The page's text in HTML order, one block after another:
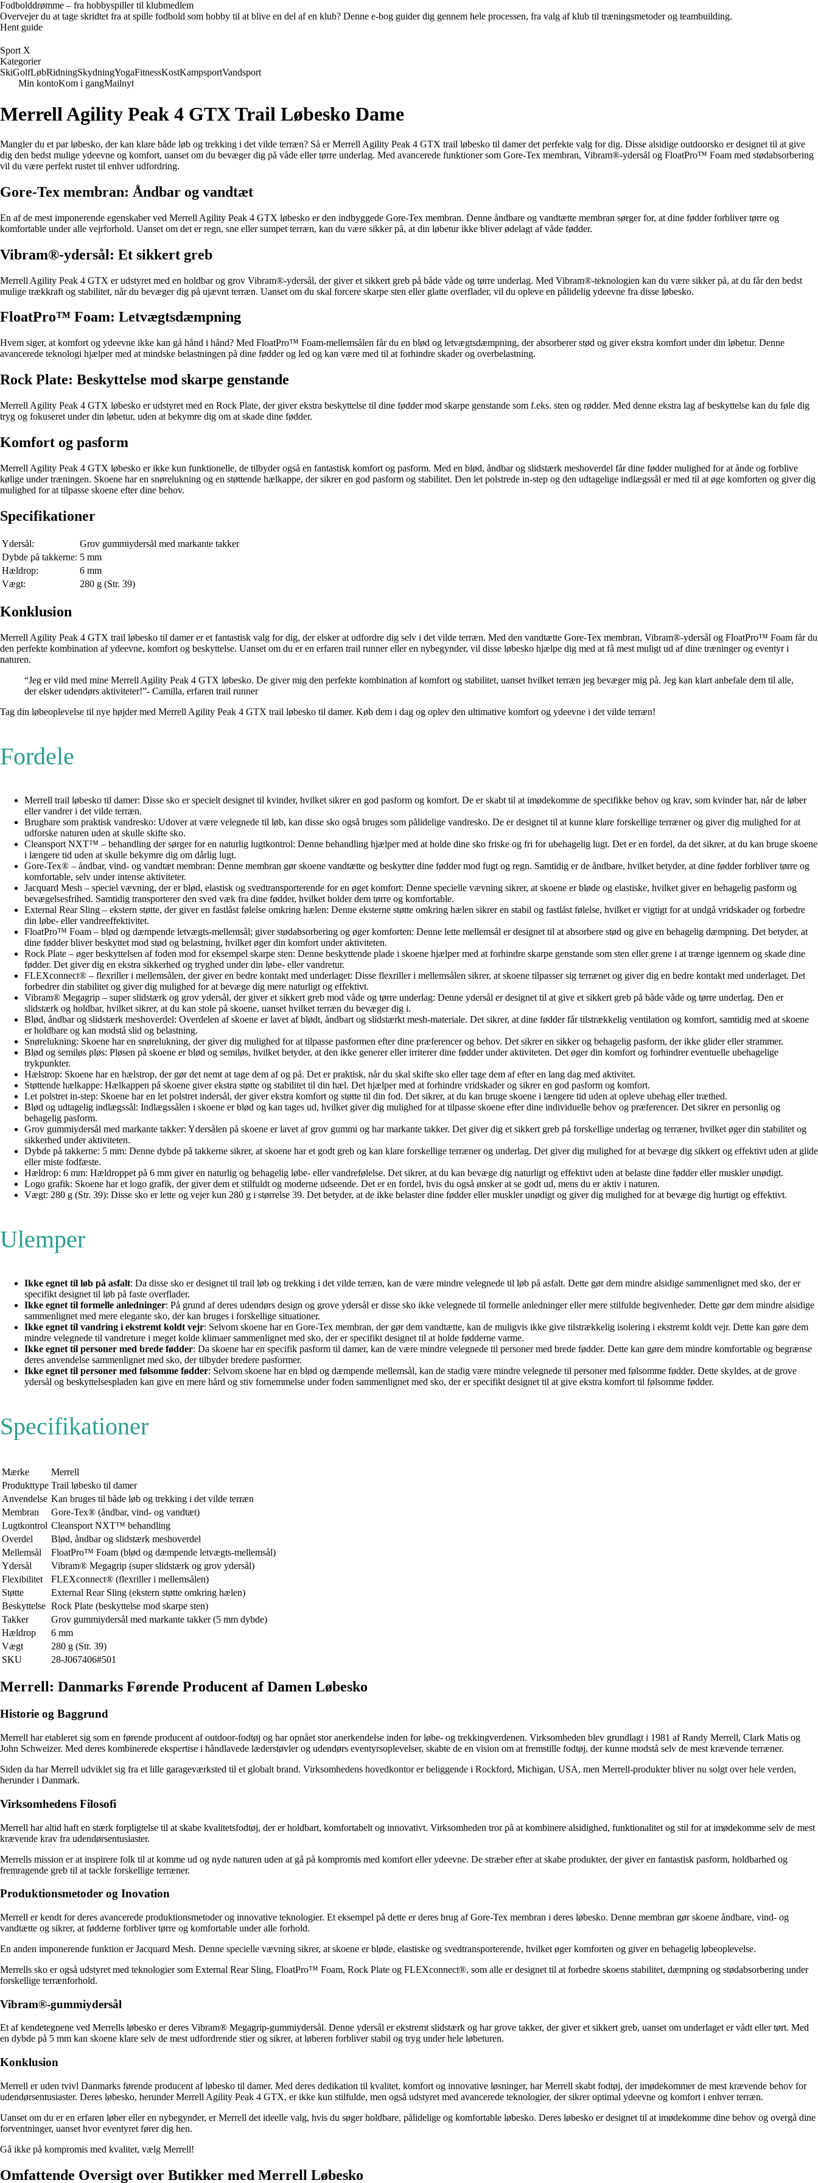
Fodbolddrømme – fra hobbyspiller til klubmedlem
Overvejer du at tage skridtet fra at spille fodbold som hobby til at blive en del af en klub? Denne e-bog guider dig gennem hele processen, fra valg af klub til træningsmetoder og teambuilding.
Hent guide
Sport X
Kategorier
SkiGolfLøbRidningSkydningYogaFitnessKostKampsportVandsport
Min kontoKom i gangMailnyt
Merrell Agility Peak 4 GTX Trail Løbesko Dame
Mangler du et par løbesko, der kan klare både løb og trekking i det vilde terræn? Så er Merrell Agility Peak 4 GTX trail løbesko til damer det perfekte valg for dig. Disse alsidige outdoorsko er designet til at give
dig den bedst mulige ydeevne og komfort, uanset om du bevæger dig på våde eller tørre underlag. Med avancerede funktioner som Gore-Tex membran, Vibram®-ydersål og FloatPro™ Foam med stødabsorbering
vil du være perfekt rustet til enhver udfordring.
Gore-Tex membran: Åndbar og vandtæt
En af de mest imponerende egenskaber ved Merrell Agility Peak 4 GTX løbesko er den indbyggede Gore-Tex membran. Denne åndbare og vandtætte membran sørger for, at dine fødder forbliver tørre og
komfortable under alle vejrforhold. Uanset om det er regn, sne eller sumpet terræn, kan du være sikker på, at din løbetur ikke bliver ødelagt af våde fødder.
Vibram®-ydersål: Et sikkert greb
Merrell Agility Peak 4 GTX er udstyret med en holdbar og grov Vibram®-ydersål, der giver et sikkert greb på både våde og tørre underlag. Med Vibram®-teknologien kan du være sikker på, at du får den bedst
mulige trækkraft og stabilitet, når du bevæger dig på ujævnt terræn. Uanset om du skal forcere skarpe sten eller glatte overflader, vil du opleve en pålidelig ydeevne fra disse løbesko.
FloatPro™ Foam: Letvægtsdæmpning
Hvem siger, at komfort og ydeevne ikke kan gå hånd i hånd? Med FloatPro™ Foam-mellemsålen får du en blød og letvægtsdæmpning, der absorberer stød og giver ekstra komfort under din løbetur. Denne
avancerede teknologi hjælper med at mindske belastningen på dine fødder og led og kan være med til at forhindre skader og overbelastning.
Rock Plate: Beskyttelse mod skarpe genstande
Merrell Agility Peak 4 GTX løbesko er udstyret med en Rock Plate, der giver ekstra beskyttelse til dine fødder mod skarpe genstande som f.eks. sten og rødder. Med denne ekstra lag af beskyttelse kan du føle dig
tryg og fokuseret under din løbetur, uden at bekymre dig om at skade dine fødder.
Komfort og pasform
Merrell Agility Peak 4 GTX løbesko er ikke kun funktionelle, de tilbyder også en fantastisk komfort og pasform. Med en blød, åndbar og slidstærk meshoverdel får dine fødder mulighed for at ånde og forblive
kølige under træningen. Skoene har en snørelukning og en støttende hælkappe, der sikrer en god pasform og stabilitet. Den let polstrede in-step og den udtagelige indlægssål er med til at øge komforten og giver dig
mulighed for at tilpasse skoene efter dine behov.
Specifikationer
Ydersål:
Grov gummiydersål med markante takker
Dybde på takkerne: 5 mm
Hældrop:
6 mm
Vægt:
280 g (Str. 39)
Konklusion
Merrell Agility Peak 4 GTX trail løbesko til damer er et fantastisk valg for dig, der elsker at udfordre dig selv i det vilde terræn. Med den vandtætte Gore-Tex membran, Vibram®-ydersål og FloatPro™ Foam får du
den perfekte kombination af ydeevne, komfort og beskyttelse. Uanset om du er en erfaren trail runner eller en nybegynder, vil disse løbesko hjælpe dig med at få mest muligt ud af dine træninger og eventyr i
naturen.
“Jeg er vild med mine Merrell Agility Peak 4 GTX løbesko. De giver mig den perfekte kombination af komfort og stabilitet, uanset hvilket terræn jeg bevæger mig på. Jeg kan klart anbefale dem til alle,
der elsker udendørs aktiviteter!”- Camilla, erfaren trail runner
Tag din løbeoplevelse til nye højder med Merrell Agility Peak 4 GTX trail løbesko til damer. Køb dem i dag og oplev den ultimative komfort og ydeevne i det vilde terræn!
Fordele
Merrell trail løbesko til damer: Disse sko er specielt designet til kvinder, hvilket sikrer en god pasform og komfort. De er skabt til at imødekomme de specifikke behov og krav, som kvinder har, når de løber
eller vandrer i det vilde terræn.
Brugbare som praktisk vandresko: Udover at være velegnede til løb, kan disse sko også bruges som pålidelige vandresko. De er designet til at kunne klare forskellige terræner og giver dig mulighed for at
udforske naturen uden at skulle skifte sko.
Cleansport NXT™ – behandling der sørger for en naturlig lugtkontrol: Denne behandling hjælper med at holde dine sko friske og fri for ubehagelig lugt. Det er en fordel, da det sikrer, at du kan bruge skoene
i længere tid uden at skulle bekymre dig om dårlig lugt.
Gore-Tex® – åndbar, vind- og vandtæt membran: Denne membran gør skoene vandtætte og beskytter dine fødder mod fugt og regn. Samtidig er de åndbare, hvilket betyder, at dine fødder forbliver tørre og
komfortable, selv under intense aktiviteter.
Jacquard Mesh – speciel vævning, der er blød, elastisk og svedtransporterende for en øget komfort: Denne specielle vævning sikrer, at skoene er bløde og elastiske, hvilket giver en behagelig pasform og
bevægelsesfrihed. Samtidig transporterer den sved væk fra dine fødder, hvilket holder dem tørre og komfortable.
External Rear Sling – ekstern støtte, der giver en fastlåst følelse omkring hælen: Denne eksterne støtte omkring hælen sikrer en stabil og fastlåst følelse, hvilket er vigtigt for at undgå vridskader og forbedre
din løbe- eller vandreeffektivitet.
FloatPro™ Foam – blød og dæmpende letvægts-mellemsål; giver stødabsorbering og øger komforten: Denne lette mellemsål er designet til at absorbere stød og give en behagelig dæmpning. Det betyder, at
dine fødder bliver beskyttet mod stød og belastning, hvilket øger din komfort under aktiviteten.
Rock Plate – øger beskyttelsen af foden mod for eksempel skarpe sten: Denne beskyttende plade i skoene hjælper med at forhindre skarpe genstande som sten eller grene i at trænge igennem og skade dine
fødder. Det giver dig en ekstra sikkerhed og tryghed under din løbe- eller vandretur.
FLEXconnect® – flexriller i mellemsålen, der giver en bedre kontakt med underlaget: Disse flexriller i mellemsålen sikrer, at skoene tilpasser sig terrænet og giver dig en bedre kontakt med underlaget. Det
forbedrer din stabilitet og giver dig mulighed for at bevæge dig mere naturligt og effektivt.
Vibram® Megagrip – super slidstærk og grov ydersål, der giver et sikkert greb mod våde og tørre underlag: Denne ydersål er designet til at give et sikkert greb på både våde og tørre underlag. Den er
slidstærk og holdbar, hvilket sikrer, at du kan stole på skoene, uanset hvilket terræn du bevæger dig i.
Blød, åndbar og slidstærk meshoverdel: Overdelen af skoene er lavet af blødt, åndbart og slidstærkt mesh-materiale. Det sikrer, at dine fødder får tilstrækkelig ventilation og komfort, samtidig med at skoene
er holdbare og kan modstå slid og belastning.
Snørelukning: Skoene har en snørelukning, der giver dig mulighed for at tilpasse pasformen efter dine præferencer og behov. Det sikrer en sikker og behagelig pasform, der ikke glider eller strammer.
Blød og semiløs pløs: Pløsen på skoene er blød og semiløs, hvilket betyder, at den ikke generer eller irriterer dine fødder under aktiviteten. Det øger din komfort og forhindrer eventuelle ubehagelige
trykpunkter.
Hælstrop: Skoene har en hælstrop, der gør det nemt at tage dem af og på. Det er praktisk, når du skal skifte sko eller tage dem af efter en lang dag med aktivitet.
Støttende hælkappe: Hælkappen på skoene giver ekstra støtte og stabilitet til din hæl. Det hjælper med at forhindre vridskader og sikrer en god pasform og komfort.
Let polstret in-step: Skoene har en let polstret indersål, der giver ekstra komfort og støtte til din fod. Det sikrer, at du kan bruge skoene i længere tid uden at opleve ubehag eller træthed.
Blød og udtagelig indlægssål: Indlægssålen i skoene er blød og kan tages ud, hvilket giver dig mulighed for at tilpasse skoene efter dine individuelle behov og præferencer. Det sikrer en personlig og
behagelig pasform.
Grov gummiydersål med markante takker: Ydersålen på skoene er lavet af grov gummi og har markante takker. Det giver dig et sikkert greb på forskellige underlag og terræner, hvilket øger din stabilitet og
sikkerhed under aktiviteten.
Dybde på takkerne: 5 mm: Denne dybde på takkerne sikrer, at skoene har et godt greb og kan klare forskellige terræner og underlag. Det giver dig mulighed for at bevæge dig sikkert og effektivt uden at glide
eller miste fodfæste.
Hældrop: 6 mm: Hældroppet på 6 mm giver en naturlig og behagelig løbe- eller vandrefølelse. Det sikrer, at du kan bevæge dig naturligt og effektivt uden at belaste dine fødder eller muskler unødigt.
Logo grafik: Skoene har et logo grafik, der giver dem et stilfuldt og moderne udseende. Det er en fordel, hvis du også ønsker at se godt ud, mens du er aktiv i naturen.
Vægt: 280 g (Str. 39): Disse sko er lette og vejer kun 280 g i størrelse 39. Det betyder, at de ikke belaster dine fødder eller muskler unødigt og giver dig mulighed for at bevæge dig hurtigt og effektivt.
Ulemper
Ikke egnet til løb på asfalt: Da disse sko er designet til trail løb og trekking i det vilde terræn, kan de være mindre velegnede til løb på asfalt. Dette gør dem mindre alsidige sammenlignet med sko, der er
specifikt designet til løb på faste overflader.
Ikke egnet til formelle anledninger: På grund af deres udendørs design og grove ydersål er disse sko ikke velegnede til formelle anledninger eller mere stilfulde begivenheder. Dette gør dem mindre alsidige
sammenlignet med mere elegante sko, der kan bruges i forskellige situationer.
Ikke egnet til vandring i ekstremt koldt vejr: Selvom skoene har en Gore-Tex membran, der gør dem vandtætte, kan de muligvis ikke give tilstrækkelig isolering i ekstremt koldt vejr. Dette kan gøre dem
mindre velegnede til vandreture i meget kolde klimaer sammenlignet med sko, der er specifikt designet til at holde fødderne varme.
Ikke egnet til personer med brede fødder: Da skoene har en specifik pasform til damer, kan de være mindre velegnede til personer med brede fødder. Dette kan gøre dem mindre komfortable og begrænse
deres anvendelse sammenlignet med sko, der tilbyder bredere pasformer.
Ikke egnet til personer med følsomme fødder: Selvom skoene har en blød og dæmpende mellemsål, kan de stadig være mindre velegnede til personer med følsomme fødder. Dette skyldes, at de grove
ydersål og beskyttelsespladen kan give en mere hård og stiv fornemmelse under foden sammenlignet med sko, der er specifikt designet til at give ekstra komfort til følsomme fødder.
Specifikationer
Mærke
Merrell
Produkttype Trail løbesko til damer
Anvendelse Kan bruges til både løb og trekking i det vilde terræn
Membran
Gore-Tex® (åndbar, vind- og vandtæt)
Lugtkontrol Cleansport NXT™ behandling
Overdel
Blød, åndbar og slidstærk meshoverdel
Mellemsål
FloatPro™ Foam (blød og dæmpende letvægts-mellemsål)
Ydersål
Vibram® Megagrip (super slidstærk og grov ydersål)
Flexibilitet
FLEXconnect® (flexriller i mellemsålen)
Støtte
External Rear Sling (ekstern støtte omkring hælen)
Beskyttelse Rock Plate (beskyttelse mod skarpe sten)
Takker
Grov gummiydersål med markante takker (5 mm dybde)
Hældrop
6 mm
Vægt
280 g (Str. 39)
SKU
28-J067406#501
Merrell: Danmarks Førende Producent af Damen Løbesko
Historie og Baggrund
Merrell har etableret sig som en førende producent af outdoor-fodtøj og har opnået stor anerkendelse inden for løbe- og trekkingverdenen. Virksomheden blev grundlagt i 1981 af Randy Merrell, Clark Matis og
John Schweizer. Med deres kombinerede ekspertise i håndlavede læderstøvler og udendørs eventyrsoplevelser, skabte de en vision om at fremstille fodtøj, der kunne modstå selv de mest krævende terræner.
Siden da har Merrell udviklet sig fra et lille garageværksted til et globalt brand. Virksomhedens hovedkontor er beliggende i Rockford, Michigan, USA, men Merrell-produkter bliver nu solgt over hele verden,
herunder i Danmark.
Virksomhedens Filosofi
Merrell har altid haft en stærk forpligtelse til at skabe kvalitetsfodtøj, der er holdbart, komfortabelt og innovativt. Virksomheden tror på at kombinere alsidighed, funktionalitet og stil for at imødekomme selv de mest
krævende krav fra udendørsentusiaster.
Merrells mission er at inspirere folk til at komme ud og nyde naturen uden at gå på kompromis med komfort eller ydeevne. De stræber efter at skabe produkter, der giver en fantastisk pasform, holdbarhed og
fremragende greb til at tackle forskellige terræner.
Produktionsmetoder og Inovation
Merrell er kendt for deres avancerede produktionsmetoder og innovative teknologier. Et eksempel på dette er deres brug af Gore-Tex membran i deres løbesko. Denne membran gør skoene åndbare, vind- og
vandtætte og sikrer, at fødderne forbliver tørre og komfortable under alle forhold.
En anden imponerende funktion er Jacquard Mesh. Denne specielle vævning sikrer, at skoene er bløde, elastiske og svedtransporterende, hvilket øger komforten og giver en behagelig løbeoplevelse.
Merrells sko er også udstyret med teknologier som External Rear Sling, FloatPro™ Foam, Rock Plate og FLEXconnect®, som alle er designet til at forbedre skoens stabilitet, dæmpning og stødabsorbering under
forskellige terrænforhold.
Vibram®-gummiydersål
Et af kendetegnene ved Merrells løbesko er deres Vibram® Megagrip-gummiydersål. Denne ydersål er ekstremt slidstærk og har grove takker, der giver et sikkert greb, uanset om underlaget er vådt eller tørt. Med
en dybde på 5 mm kan skoene klare selv de mest udfordrende stier og sikrer, at løberen forbliver stabil og tryg under hele løbeturen.
Konklusion
Merrell er uden tvivl Danmarks førende producent af løbesko til damer. Med deres dedikation til kvalitet, komfort og innovative løsninger, har Merrell skabt fodtøj, der imødekommer de mest krævende behov for
udendørsentusiaster. Deres løbesko, herunder Merrell Agility Peak 4 GTX, er ikke kun stilfulde, men også udstyret med avancerede teknologier, der sikrer optimal ydeevne og komfort i enhver terræn.
Uanset om du er en erfaren løber eller en nybegynder, er Merrell det ideelle valg, hvis du søger holdbare, pålidelige og komfortable løbesko. Deres løbesko er designet til at imødekomme dine behov og overgå dine
forventninger, uanset hvor eventyret fører dig hen.
Gå ikke på kompromis med kvalitet, vælg Merrell!
Omfattende Oversigt over Butikker med Merrell Løbesko